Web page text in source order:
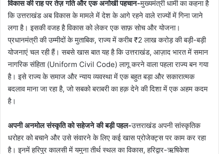
विकास की राह पर तेज़ गति और एक अनोखी पहचान-मुख्यमंत्री धामी का कहना है
कि उत्तराखंड अब विकास के मामले में देश के आगे रहने वाले राज्यों में गिना जाने
लगा है। इसकी वजह है विकास को लेकर एक साफ़ सोच और योजना।
प्रधानमंत्री की उम्मीदों के मुताबिक, राज्य में करीब ₹2 लाख करोड़ की बड़ी-बड़ी
योजनाएं चल रही हैं। सबसे खास बात यह है कि उत्तराखंड, आज़ाद भारत में समान
नागरिक संहिता (Uniform Civil Code) लागू करने वाला पहला राज्य बन गया
है। इसे राज्य के समाज और न्याय व्यवस्था में एक बहुत बड़ा और सकारात्मक
बदलाव माना जा रहा है, जो सबको बराबरी का हक़ देने की दिशा में एक अहम कदम
है।
अपनी अनमोल संस्कृति को सहेजने की बड़ी पहल-उत्तराखंड अपनी सांस्कृतिक
धरोहर को बचाने और उसे संवारने के लिए कई खास प्रोजेक्ट्स पर काम कर रहा
है। इनमें हरिपुर कालसी में यमुना तीर्थ स्थल का विकास, हरिद्वार-ऋषिकेश